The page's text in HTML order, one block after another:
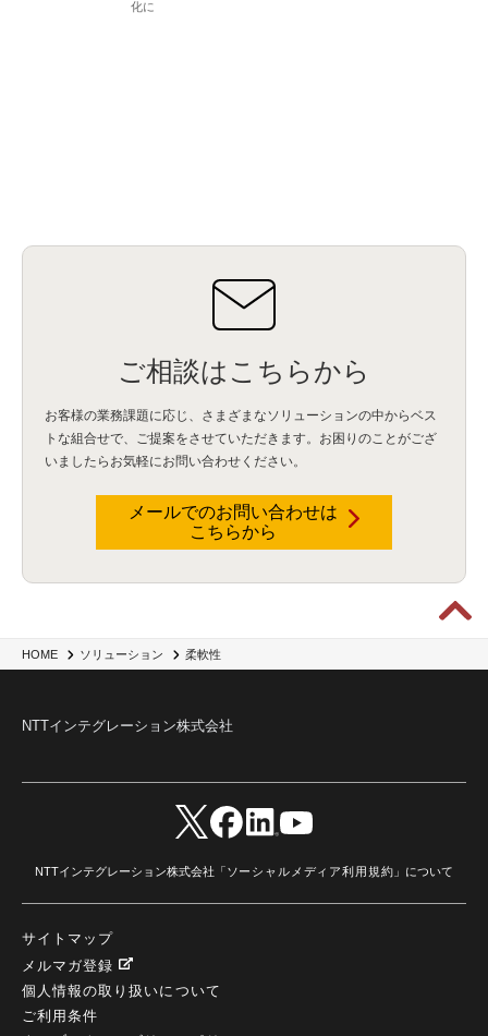
HOME ソリューション 柔軟性
化に
ご相談はこちらから
お客様の業務課題に応じ、さまざまなソリューションの中からベス
トな組合せで、
ご提案をさせていただきます。お困りのことがござ
いましたらお気軽にお問い合わせください。
メールでのお問い合わせは
こちらから
NTTインテグレーション株式会社
NTTインテグレーション株式会社「ソーシャルメディア利用規約 」について
サイトマップ
メルマガ登録
個人情報の取り扱いについて
ご利用条件